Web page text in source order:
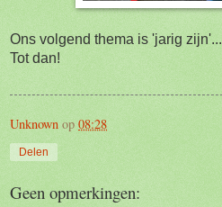
Ons volgend thema is 'jarig zijn'...
Tot dan!
Unknown op 08:28
Delen
Geen opmerkingen: